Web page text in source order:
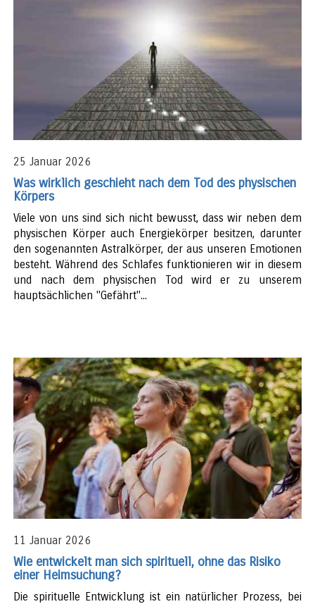
25 Januar 2026
Was wirklich geschieht nach dem Tod des physischen
Körpers
Viele von uns sind sich nicht bewusst, dass wir neben dem
physischen Körper auch Energiekörper besitzen, darunter
den sogenannten Astralkörper, der aus unseren Emotionen
besteht. Während des Schlafes funktionieren wir in diesem
und nach dem physischen Tod wird er zu unserem
hauptsächlichen "Gefährt"...
11 Januar 2026
Wie entwickelt man sich spirituell, ohne das Risiko
einer Heimsuchung?
Die spirituelle Entwicklung ist ein natürlicher Prozess, bei